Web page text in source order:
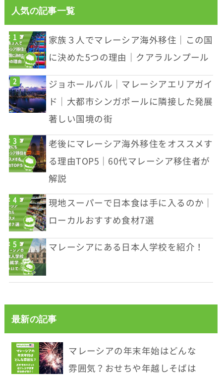
人気の記事一覧
家族３人でマレーシア海外移住｜この国
に決めた5つの理由｜クアラルンプール
ジョホールバル｜マレーシアエリアガイ
ド｜大都市シンガポールに隣接した発展
著しい国境の街
老後にマレーシア海外移住をオススメす
る理由TOP5｜60代マレーシア移住者が
解説
現地スーパーで日本食は手に入るのか｜
ローカルおすすめ食材7選
マレーシアにある日本人学校を紹介！
最新の記事
マレーシアの年末年始はどんな
雰囲気？おせちや年越しそばは